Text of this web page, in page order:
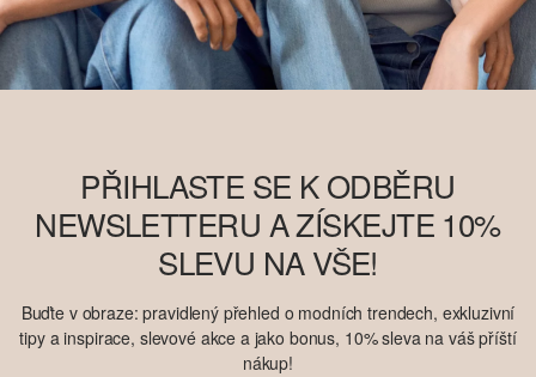
PŘIHLASTE SE K ODBĚRU
NEWSLETTERU A ZÍSKEJTE 10%
SLEVU NA VŠE!
Buďte v obraze: pravidlený přehled o modních trendech, exkluzivní
tipy a inspirace, slevové akce a jako bonus, 10% sleva na váš příští
nákup!